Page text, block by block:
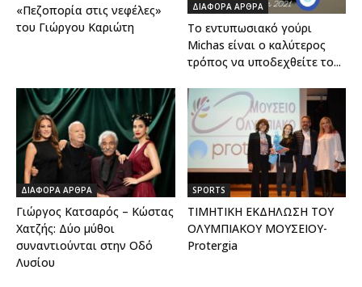
«Πεζοπορία στις νεφέλες»
του Γιώργου Καριώτη
ΔΙΑΦΟΡΑ ΑΡΘΡΑ
Το εντυπωσιακό γούρι
Michas είναι ο καλύτερος
τρόπος να υποδεχθείτε το...
ΔΙΑΦΟΡΑ ΑΡΘΡΑ
Γιώργος Κατσαρός – Κώστας
Χατζής: Δύο μύθοι
συναντιούνται στην Οδό
Λυσίου
SPORTS
ΤΙΜΗΤΙΚΗ ΕΚΔΗΛΩΣΗ ΤΟΥ
ΟΛΥΜΠΙΑΚΟΥ ΜΟΥΣΕΙΟΥ-
Protergia